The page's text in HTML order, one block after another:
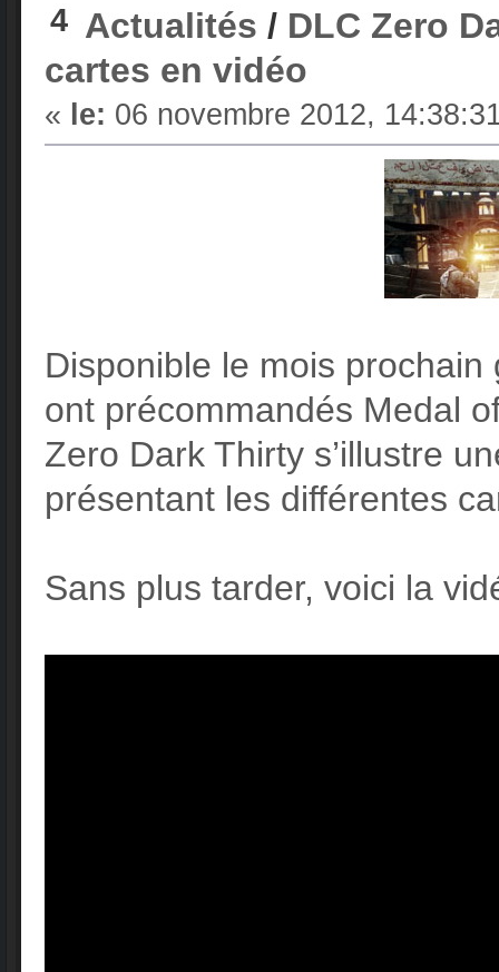
4 Actualités / DLC Zero
cartes en vidéo
« le: 06 novembre 2012,
Disponible le mois
ont précommandés Medal
Zero Dark Thirty s’illustre
présentant les différentes
Sans plus tarder, voici la